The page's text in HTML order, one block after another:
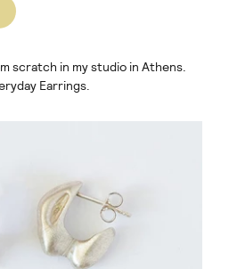
scratch in my studio in Athens.
Earrings.